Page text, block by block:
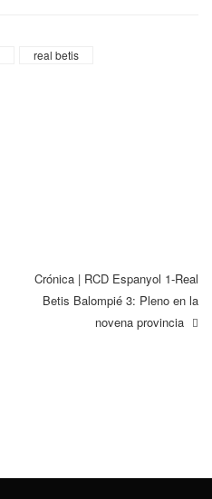
real betis
Crónica | RCD Espanyol 1-Real
Betis Balompié 3: Pleno en la
novena provincia